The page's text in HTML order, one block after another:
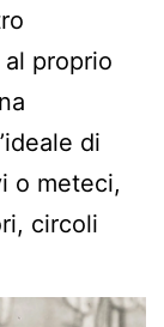
proprio
di
o meteci,
circoli